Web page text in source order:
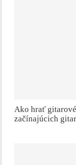
Ako hrať
začínajúcich